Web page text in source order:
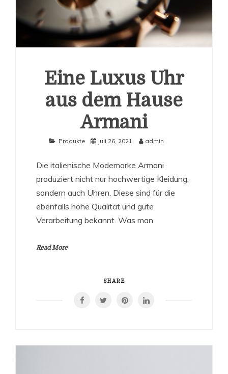
Eine Luxus Uhr
aus dem Hause
Armani
Produkte Juli 26, 2021 admin
Die italienische Modemarke Armani
produziert nicht nur hochwertige Kleidung,
sondern auch Uhren. Diese sind für die
ebenfalls hohe Qualität und gute
Verarbeitung bekannt. Was man
Read More
SHARE